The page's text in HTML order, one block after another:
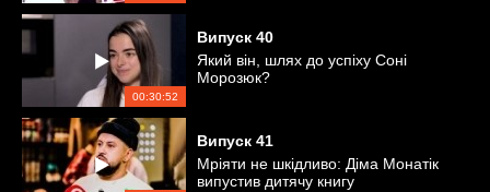
00:30:52
Випуск 40
Який він, шлях до успіху Соні
Морозюк?
Випуск 41
Мріяти не шкідливо: Діма Монатік
випустив дитячу книгу